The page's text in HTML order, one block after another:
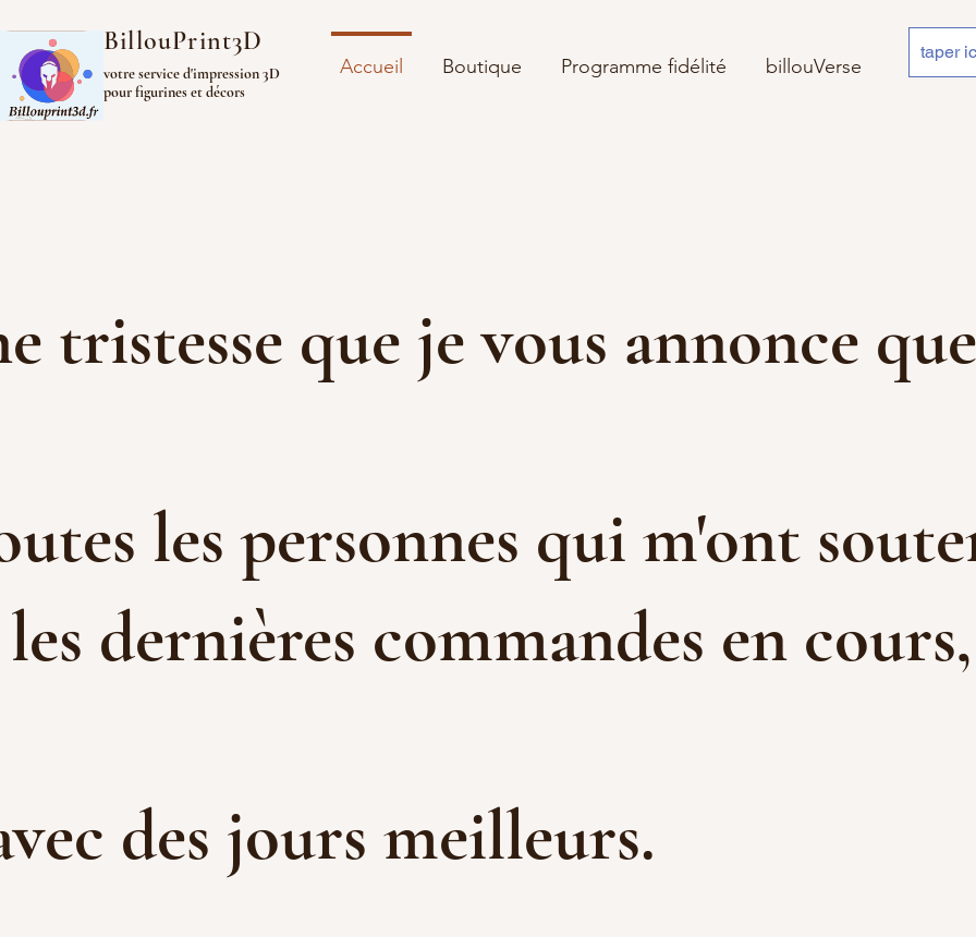
BillouPrint3D
votre service d'impression 3D
pour figurines et décors
Accueil Boutique Programme fidélité billouVerse
tristesse que je vous annonce
les personnes qui m'ont
dernières commandes en
des jours meilleurs.